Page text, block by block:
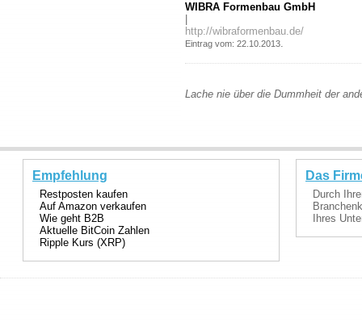
WIBRA Formenbau GmbH
http://wibraformenbau.de/
Eintrag vom: 22.10.2013.
Lache nie über die Dummheit der
Empfehlung
Restposten kaufen
Auf Amazon verkaufen
Wie geht B2B
Aktuelle BitCoin Zahlen
Ripple Kurs (XRP)
Das
Durch
Ihres